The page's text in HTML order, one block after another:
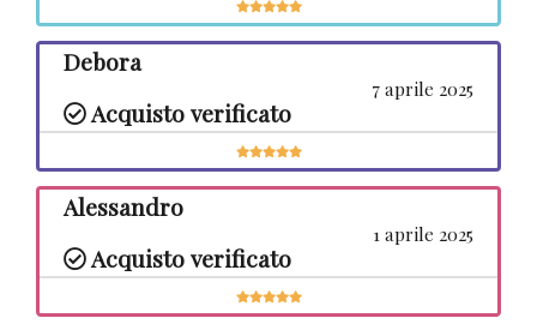
Debora
7 aprile 2025
Acquisto verificato
Alessandro
1 aprile 2025
Acquisto verificato